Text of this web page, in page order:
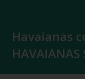
Havaianas
HAVAIANAS